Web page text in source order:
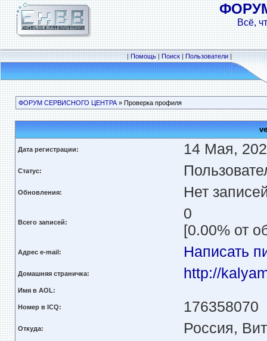
Всё,
|Помощь|Поиск|Пользователи|
ФОРУМ СЕРВИСНОГО ЦЕНТРА» Проверка профиля
Дата регистрации: 14 Мая,
Статус:
Обновления: Нет
Всего записей:
0
[0.00% от
Адрес e-mail: Написать
Домашняя страничка: http://
Имя в AOL:
Номер в ICQ: 176358070
Откуда: Россия,